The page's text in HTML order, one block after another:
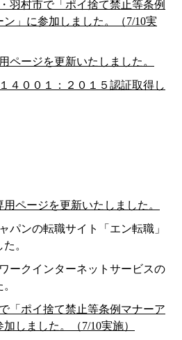
羽村市で「ポイ捨て禁止等条例
」に参加しました。（7/10実
ページを更新いたしました。
４００１：２０１５認証取得し
用ページを更新いたしました。
パンの転職サイト「エン転職」
。
ークインターネットサービスの
「ポイ捨て禁止等条例マナーア
しました。（7/10実施）